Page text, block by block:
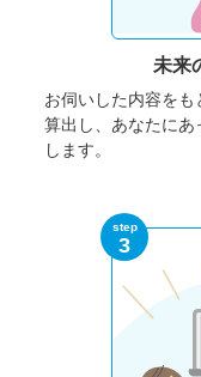
未来
お伺いした内容を
算出し、あなたにあ
します。
step
3